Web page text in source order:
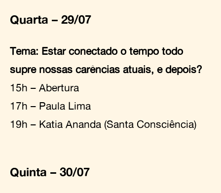
Quarta – 29/07
Tema: Estar conectado o tempo todo
supre nossas carências atuais, e depois?
15h – Abertura
17h – Paula Lima
19h – Katia Ananda (Santa Consciência)
Quinta – 30/07